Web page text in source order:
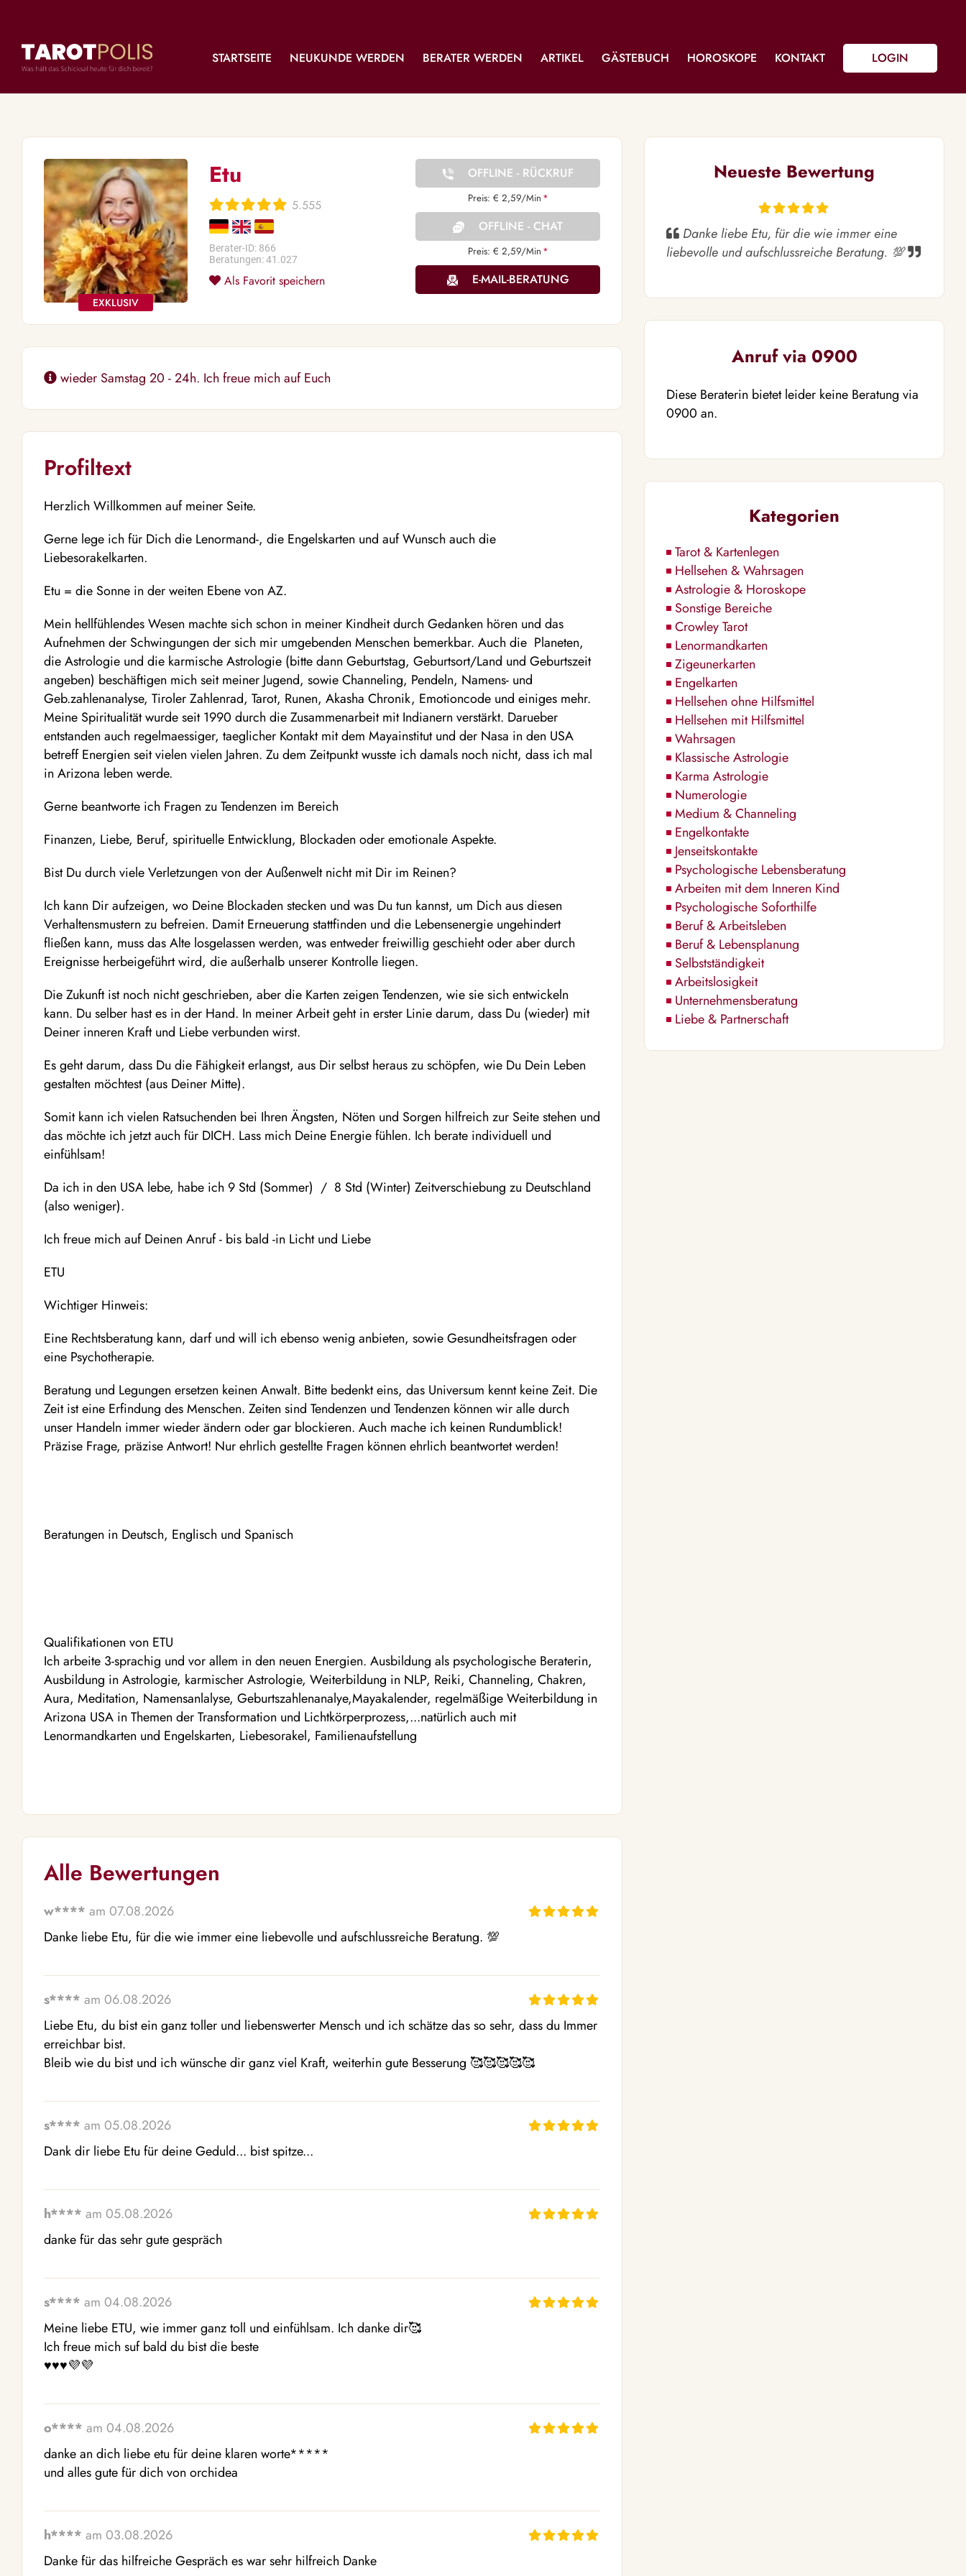
STARTSEITE NEUKUNDE WERDEN BERATER WERDEN ARTIKEL GÄSTEBUCH HOROSKOPE KONTAKT LOGIN
Etu
5.555
Berater-ID: 866
Beratungen: 41.027
Als Favorit speichern
OFFLINE - RÜCKRUF
Preis: € 2,59/Min *
OFFLINE - CHAT
Preis: € 2,59/Min *
E-MAIL-BERATUNG
wieder Samstag 20 - 24h. Ich freue mich auf Euch
Profiltext
Herzlich Willkommen auf meiner Seite.
Gerne lege ich für Dich die Lenormand-, die Engelskarten und auf Wunsch auch die
Liebesorakelkarten.
Etu = die Sonne in der weiten Ebene von AZ.
Mein hellfühlendes Wesen machte sich schon in meiner Kindheit durch Gedanken hören und das
Aufnehmen der Schwingungen der sich mir umgebenden Menschen bemerkbar. Auch die Planeten,
die Astrologie und die karmische Astrologie (bitte dann Geburtstag, Geburtsort/Land und Geburtszeit
angeben) beschäftigen mich seit meiner Jugend, sowie Channeling, Pendeln, Namens- und
Geb.zahlenanalyse, Tiroler Zahlenrad, Tarot, Runen, Akasha Chronik, Emotioncode und einiges mehr.
Meine Spiritualität wurde seit 1990 durch die Zusammenarbeit mit Indianern verstärkt. Darueber
entstanden auch regelmaessiger, taeglicher Kontakt mit dem Mayainstitut und der Nasa in den USA
betreff Energien seit vielen vielen Jahren. Zu dem Zeitpunkt wusste ich damals noch nicht, dass ich mal
in Arizona leben werde.
Gerne beantworte ich Fragen zu Tendenzen im Bereich
Finanzen, Liebe, Beruf, spirituelle Entwicklung, Blockaden oder emotionale Aspekte.
Bist Du durch viele Verletzungen von der Außenwelt nicht mit Dir im Reinen?
Ich kann Dir aufzeigen, wo Deine Blockaden stecken und was Du tun kannst, um Dich aus diesen
Verhaltensmustern zu befreien. Damit Erneuerung stattfinden und die Lebensenergie ungehindert
fließen kann, muss das Alte losgelassen werden, was entweder freiwillig geschieht oder aber durch
Ereignisse herbeigeführt wird, die außerhalb unserer Kontrolle liegen.
Die Zukunft ist noch nicht geschrieben, aber die Karten zeigen Tendenzen, wie sie sich entwickeln
kann. Du selber hast es in der Hand. In meiner Arbeit geht in erster Linie darum, dass Du (wieder) mit
Deiner inneren Kraft und Liebe verbunden wirst.
Es geht darum, dass Du die Fähigkeit erlangst, aus Dir selbst heraus zu schöpfen, wie Du Dein Leben
gestalten möchtest (aus Deiner Mitte).
Somit kann ich vielen Ratsuchenden bei Ihren Ängsten, Nöten und Sorgen hilfreich zur Seite stehen und
das möchte ich jetzt auch für DICH. Lass mich Deine Energie fühlen. Ich berate individuell und
einfühlsam!
Da ich in den USA lebe, habe ich 9 Std (Sommer) / 8 Std (Winter) Zeitverschiebung zu Deutschland
(also weniger).
Ich freue mich auf Deinen Anruf - bis bald -in Licht und Liebe
ETU
Wichtiger Hinweis:
Eine Rechtsberatung kann, darf und will ich ebenso wenig anbieten, sowie Gesundheitsfragen oder
eine Psychotherapie.
Beratung und Legungen ersetzen keinen Anwalt. Bitte bedenkt eins, das Universum kennt keine Zeit. Die
Zeit ist eine Erfindung des Menschen. Zeiten sind Tendenzen und Tendenzen können wir alle durch
unser Handeln immer wieder ändern oder gar blockieren. Auch mache ich keinen Rundumblick!
Präzise Frage, präzise Antwort! Nur ehrlich gestellte Fragen können ehrlich beantwortet werden!
Beratungen in Deutsch, Englisch und Spanisch
Qualifikationen von ETU
Ich arbeite 3-sprachig und vor allem in den neuen Energien. Ausbildung als psychologische Beraterin,
Ausbildung in Astrologie, karmischer Astrologie, Weiterbildung in NLP, Reiki, Channeling, Chakren,
Aura, Meditation, Namensanlalyse, Geburtszahlenanalye,Mayakalender, regelmäßige Weiterbildung in
Arizona USA in Themen der Transformation und Lichtkörperprozess,...natürlich auch mit
Lenormandkarten und Engelskarten, Liebesorakel, Familienaufstellung
Alle Bewertungen
w**** am 07.08.2026
Danke liebe Etu, für die wie immer eine liebevolle und aufschlussreiche Beratung. 💯
s**** am 06.08.2026
Liebe Etu, du bist ein ganz toller und liebenswerter Mensch und ich schätze das so sehr, dass du Immer
erreichbar bist.
Bleib wie du bist und ich wünsche dir ganz viel Kraft, weiterhin gute Besserung 🥰🥰🥰🥰🥰
s**** am 05.08.2026
Dank dir liebe Etu für deine Geduld... bist spitze...
h**** am 05.08.2026
danke für das sehr gute gespräch
s**** am 04.08.2026
Meine liebe ETU, wie immer ganz toll und einfühlsam. Ich danke dir🥰
Ich freue mich suf bald du bist die beste
♥️♥️♥️💜💜
o**** am 04.08.2026
danke an dich liebe etu für deine klaren worte*****
und alles gute für dich von orchidea
h**** am 03.08.2026
Danke für das hilfreiche Gespräch es war sehr hilfreich Danke
Neueste Bewertung
Danke liebe Etu, für die wie immer eine
liebevolle und aufschlussreiche Beratung. 💯
Anruf via 0900
Diese Beraterin bietet leider keine Beratung via
0900 an.
Kategorien
Tarot & Kartenlegen
Hellsehen & Wahrsagen
Astrologie & Horoskope
Sonstige Bereiche
Crowley Tarot
Lenormandkarten
Zigeunerkarten
Engelkarten
Hellsehen ohne Hilfsmittel
Hellsehen mit Hilfsmittel
Wahrsagen
Klassische Astrologie
Karma Astrologie
Numerologie
Medium & Channeling
Engelkontakte
Jenseitskontakte
Psychologische Lebensberatung
Arbeiten mit dem Inneren Kind
Psychologische Soforthilfe
Beruf & Arbeitsleben
Beruf & Lebensplanung
Selbstständigkeit
Arbeitslosigkeit
Unternehmensberatung
Liebe & Partnerschaft